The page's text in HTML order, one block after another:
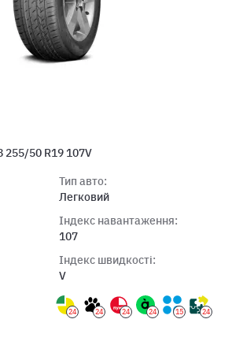
255/50 R19 107V
Тип авто:
Легковий
Індекс навантаження:
107
Індекс швидкості:
V
24 24 24 24 15 24